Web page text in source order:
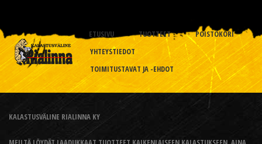
ETUSIVU TUOTTEET
POISTOKORI
YHTEYSTIEDOT
TOIMITUSTAVAT JA -EHDOT
KALASTUSVÄLINE RIALINNA KY